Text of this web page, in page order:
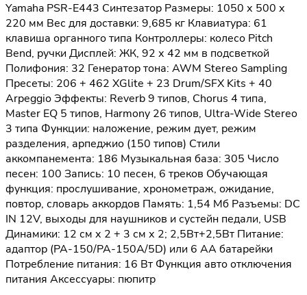
Yamaha PSR-E443 Cинтезатор Размеры: 1050 х 500 х
220 мм Вес для доставки: 9,685 кг Клавиатура: 61
клавиша органного типа Контроллеры: колесо Pitch
Bend, ручки Дисплей: ЖК, 92 х 42 мм в подсветкой
Полифония: 32 Генератор тона: AWM Stereo Sampling
Пресеты: 206 + 462 XGlite + 23 Drum/SFX Kits + 40
Arpeggiо Эффекты: Reverb 9 типов, Chorus 4 типа,
Master EQ 5 типов, Harmony 26 типов, Ultra-Wide Stereo
3 типа Функции: наложение, режим дует, режим
разделения, арпеджио (150 типов) Стили
аккомпанемента: 186 Музыкальная база: 305 Число
песен: 100 Запись: 10 песен, 6 треков Обучающая
функция: прослушивание, хронометраж, ожидание,
повтор, словарь аккордов Память: 1,54 Мб Разъемы: DC
IN 12V, выходы для наушников и сустейн педали, USB
Динамики: 12 см х 2 + 3 см х 2; 2,5Вт+2,5Вт Питание:
адаптор (PA-150/PA-150A/5D) или 6 АА батарейки
Потребление питания: 16 Вт Функция авто отключения
питания Аксессуары: пюпитр